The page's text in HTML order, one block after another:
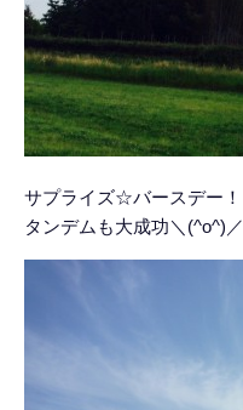
サプライズ☆バースデー！
タンデムも大成功＼(^o^)／